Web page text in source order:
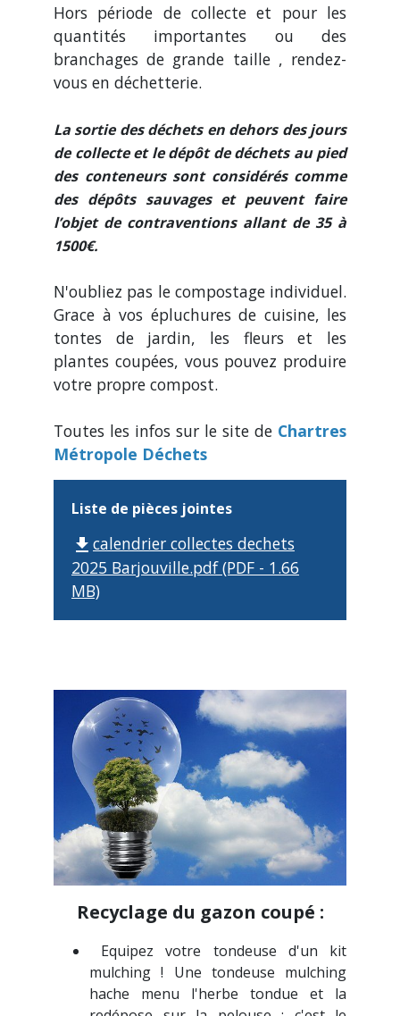
Hors période de collecte et pour les
quantités importantes ou des
branchages de grande taille , rendez-
vous en déchetterie.
La sortie des déchets en dehors des jours
de collecte et le dépôt de déchets au pied
des conteneurs sont considérés comme
des dépôts sauvages et peuvent faire
l’objet de contraventions allant de 35 à
1500€.
N'oubliez pas le compostage individuel.
Grace à vos épluchures de cuisine, les
tontes de jardin, les fleurs et les
plantes coupées, vous pouvez produire
votre propre compost.
Toutes les infos sur le site de Chartres
Métropole Déchets
Liste de pièces jointes
file_download calendrier collectes dechets
2025 Barjouville.pdf (PDF - 1.66
MB)
Recyclage du gazon coupé :
Equipez votre tondeuse d'un kit
mulching ! Une tondeuse mulching
hache menu l'herbe tondue et la